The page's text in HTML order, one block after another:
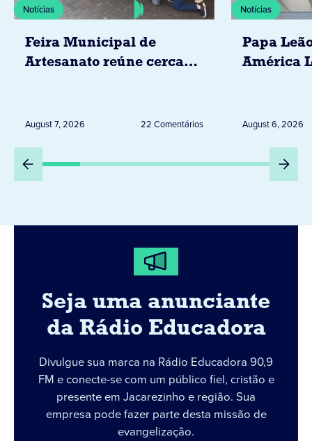
Notícias
Feira Municipal de
Artesanato reúne cerca
August 7, 2026 22 Comentários
Notícias
Papa
América
Peru
August 6, 2026
Seja uma anunciante
da Rádio Educadora
Divulgue sua marca na Rádio Educadora 90,9
FM e conecte-se com um público fiel, cristão e
presente em Jacarezinho e região. Sua
empresa pode fazer parte desta missão de
evangelização.